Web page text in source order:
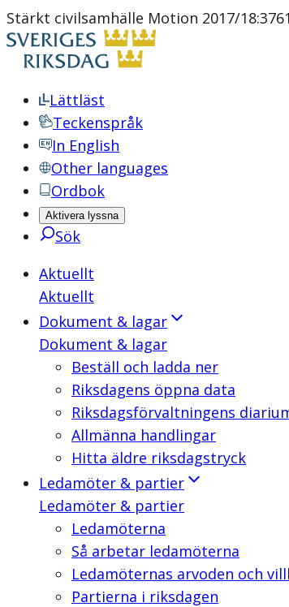
Stärkt civilsamhälle Motion 2017/
Lättläst
Teckenspråk
In English
Other languages
Ordbok
Aktivera lyssna
Sök
Aktuellt
Aktuellt
Dokument & lagar
Dokument & lagar
Beställ och ladda ner
Riksdagens öppna data
Riksdagsförvaltningens
Allmänna handlingar
Hitta äldre riksdagstryck
Ledamöter & partier
Ledamöter & partier
Ledamöterna
Så arbetar ledamöterna
Ledamöternas arvoden och
Partierna i riksdagen